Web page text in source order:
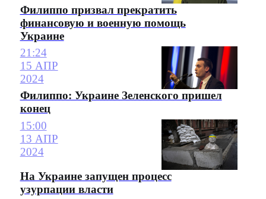
Филиппо призвал прекратить
финансовую и военную помощь
Украине
21:24
15 АПР
2024
Филиппо: Украине Зеленского пришел
конец
15:00
13 АПР
2024
На Украине запущен процесс
узурпации власти